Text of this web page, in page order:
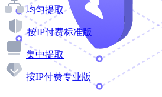
均匀提取
按IP付费标准版
集中提取
按IP付费专业版